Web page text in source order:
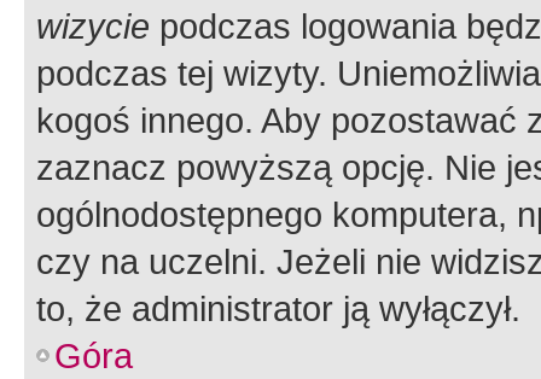
wizycie podczas logowania
podczas tej wizyty.
kogoś innego. Aby pozostawać
zaznacz powyższą opcję. Nie
ogólnodostępnego komputera,
czy na uczelni. Jeżeli nie
to, że administrator ją wyłączył.
Góra